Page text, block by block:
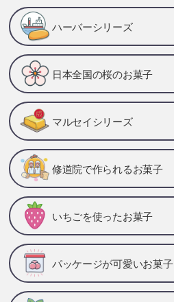
ハーバーシリーズ
日本全国の桜のお菓子
マルセイシリーズ
修道院で作られるお菓子
いちごを使ったお菓子
パッケージが可愛いお菓子